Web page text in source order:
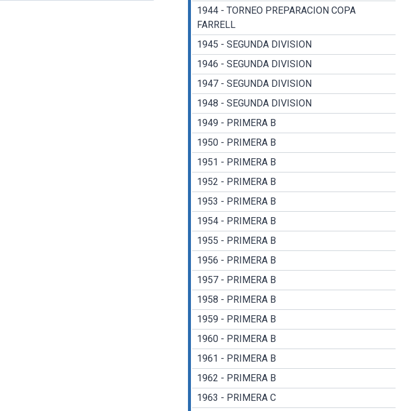
1944 - TORNEO PREPARACION COPA
FARRELL
1945 - SEGUNDA DIVISION
1946 - SEGUNDA DIVISION
1947 - SEGUNDA DIVISION
1948 - SEGUNDA DIVISION
1949 - PRIMERA B
1950 - PRIMERA B
1951 - PRIMERA B
1952 - PRIMERA B
1953 - PRIMERA B
1954 - PRIMERA B
1955 - PRIMERA B
1956 - PRIMERA B
1957 - PRIMERA B
1958 - PRIMERA B
1959 - PRIMERA B
1960 - PRIMERA B
1961 - PRIMERA B
1962 - PRIMERA B
1963 - PRIMERA C